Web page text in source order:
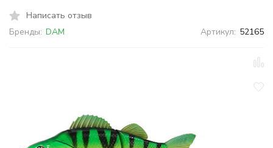
Написать отзыв
Бренды: DAM Артикул: 52165